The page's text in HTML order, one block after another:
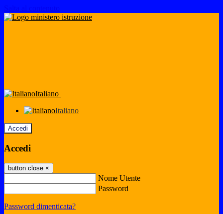
Italiano
Italiano
Accedi
Accedi
button close ×
Nome Utente
Password
Password dimenticata?